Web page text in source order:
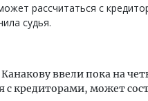
рассчитаться с
судья.
ввели пока на
с кредиторами, может